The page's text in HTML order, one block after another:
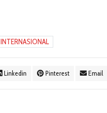
INTERNASIONAL
Linkedin Pinterest Email